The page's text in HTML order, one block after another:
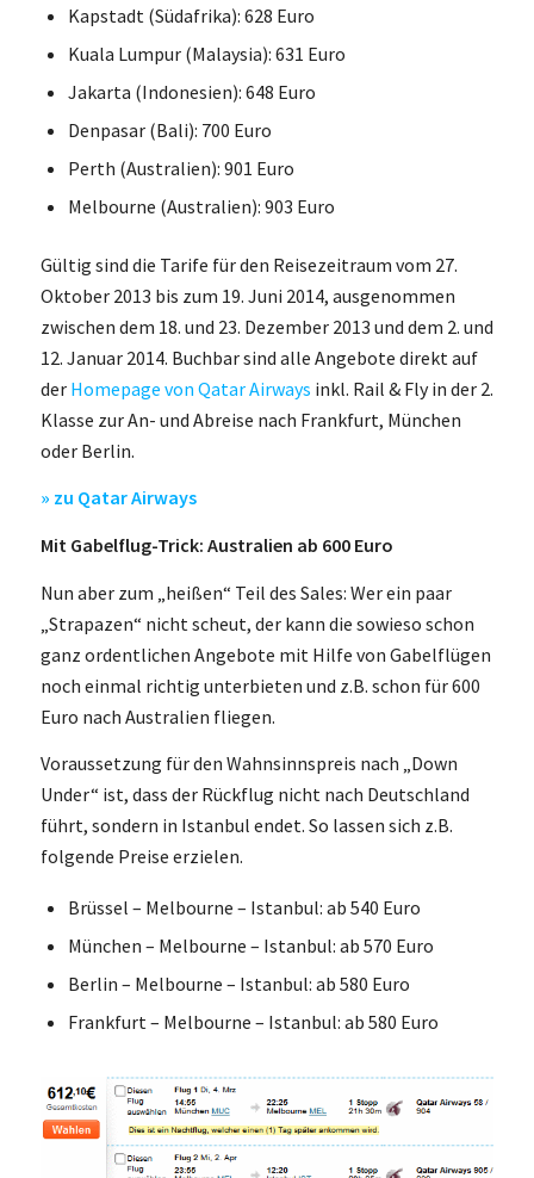
Kapstadt (Südafrika): 628 Euro
Kuala Lumpur (Malaysia): 631 Euro
Jakarta (Indonesien): 648 Euro
Denpasar (Bali): 700 Euro
Perth (Australien): 901 Euro
Melbourne (Australien): 903 Euro
Gültig sind die Tarife für den Reisezeitraum vom 27.
Oktober 2013 bis zum 19. Juni 2014, ausgenommen
zwischen dem 18. und 23. Dezember 2013 und dem 2. und
12. Januar 2014. Buchbar sind alle Angebote direkt auf
der Homepage von Qatar Airways inkl. Rail & Fly in der 2.
Klasse zur An- und Abreise nach Frankfurt, München
oder Berlin.
» zu Qatar Airways
Mit Gabelflug-Trick: Australien ab 600 Euro
Nun aber zum „heißen“ Teil des Sales: Wer ein paar
„Strapazen“ nicht scheut, der kann die sowieso schon
ganz ordentlichen Angebote mit Hilfe von Gabelflügen
noch einmal richtig unterbieten und z.B. schon für 600
Euro nach Australien fliegen.
Voraussetzung für den Wahnsinnspreis nach „Down
Under“ ist, dass der Rückflug nicht nach Deutschland
führt, sondern in Istanbul endet. So lassen sich z.B.
folgende Preise erzielen.
Brüssel – Melbourne – Istanbul: ab 540 Euro
München – Melbourne – Istanbul: ab 570 Euro
Berlin – Melbourne – Istanbul: ab 580 Euro
Frankfurt – Melbourne – Istanbul: ab 580 Euro